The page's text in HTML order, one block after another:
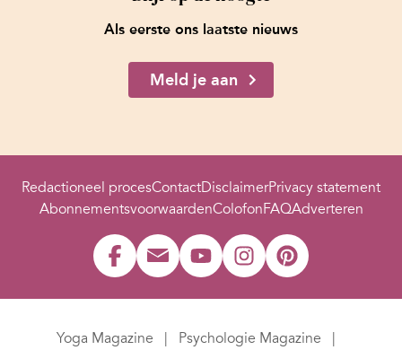
Als eerste ons laatste nieuws
Meld je aan
Redactioneel procesContactDisclaimerPrivacy statement
AbonnementsvoorwaardenColofonFAQAdverteren
Yoga Magazine
Psychologie Magazine